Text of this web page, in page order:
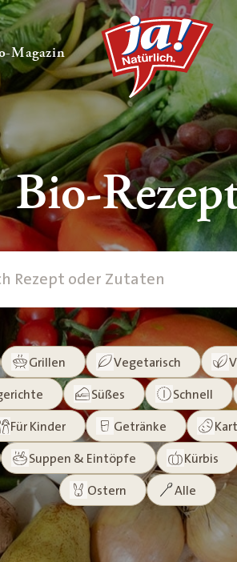
ausklappen
Magazin— Untermenü ausklappen
Bio-
Grillen Vegetarisch
Süßes Schnell
Für Kinder Getränke
Suppen & Eintöpfe Kürbis
Ostern Alle